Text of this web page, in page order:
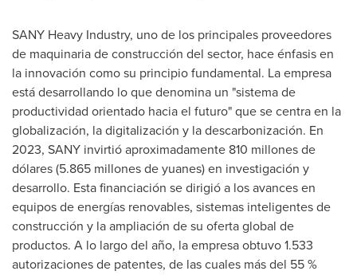
SANY Heavy Industry, uno de los principales proveedores
de maquinaria de construcción del sector, hace énfasis en
la innovación como su principio fundamental. La empresa
está desarrollando lo que denomina un "sistema de
productividad orientado hacia el futuro" que se centra en la
globalización, la digitalización y la descarbonización. En
2023, SANY invirtió aproximadamente 810 millones de
dólares (5.865 millones de yuanes) en investigación y
desarrollo. Esta financiación se dirigió a los avances en
equipos de energías renovables, sistemas inteligentes de
construcción y la ampliación de su oferta global de
productos. A lo largo del año, la empresa obtuvo 1.533
autorizaciones de patentes, de las cuales más del 55 %